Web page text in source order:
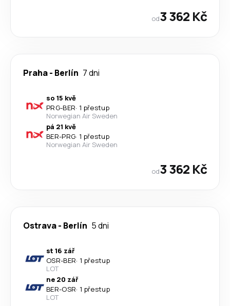
od3 362 Kč
Praha- Berlín 7 dni
so 15 kvě
PRG-BER· 1 přestup
Norwegian Air Sweden
pá 21 kvě
BER-PRG· 1 přestup
Norwegian Air Sweden
od3 362 Kč
Ostrava- Berlín 5 dni
st 16 zář
OSR-BER· 1 přestup
LOT
ne 20 zář
BER-OSR· 1 přestup
LOT